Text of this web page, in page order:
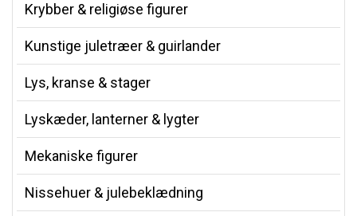
Krybber & religiøse figurer
Kunstige juletræer & guirlander
Lys, kranse & stager
Lyskæder, lanterner & lygter
Mekaniske figurer
Nissehuer & julebeklædning